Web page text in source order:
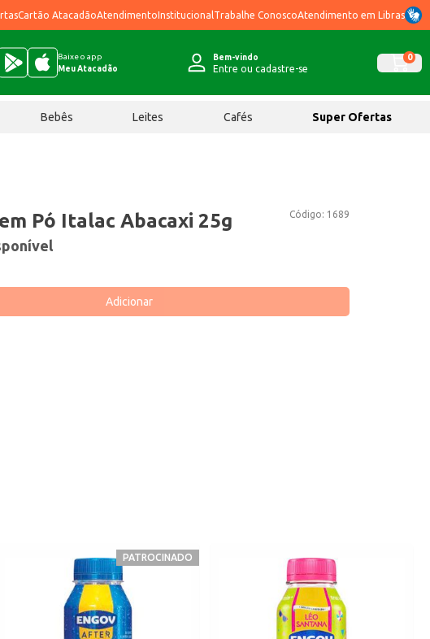
Cartão AtacadãoAtendimentoInstitucional Trabalhe ConoscoAtendimento em Libras
Baixe o app
Meu Atacadão
Bem-vindo
Entre ou cadastre-se
0
Bebês Leites Cafés Super Ofertas
Código: 1689
Pó Italac Abacaxi 25g
Adicionar
PATROCINADO